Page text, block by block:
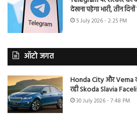
देखना पड़ेगा भारी, तीन
5 July 2026 - 2:25 PM
ऑटो जगत
Honda City और Verna
रही Skoda Slavia
30 July 2026 - 7:48 PM